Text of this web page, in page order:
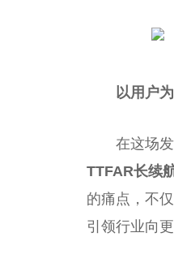
以用户
在这场
TTFAR长续
的痛点，不
引领行业向